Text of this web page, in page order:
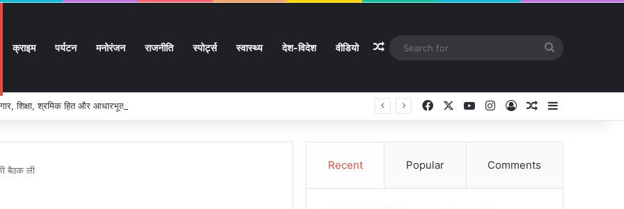
क्राइम पर्यटन मनोरंजन राजनीति स्पोर्ट्स स्वास्थ्य देश-विदेश वीडियो Random Article
शिक्षा, श्रमिक हित और आधारभूत विकास को नई गति, राज्य कैबिनेट ने लिए ऐतिहासिक फैसले Facebook YouTubeInstagram
Log InRandom Article
बैठक ली Recent Popular Comments